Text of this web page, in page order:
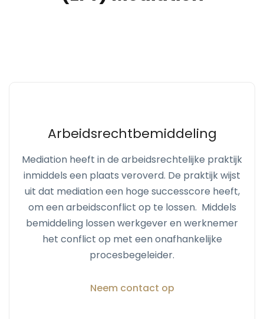
Arbeidsrechtbemiddeling
Mediation heeft in de arbeidsrechtelijke praktijk
inmiddels een plaats veroverd. De praktijk wijst
uit dat mediation een hoge successcore heeft,
om een arbeidsconflict op te lossen. Middels
bemiddeling lossen werkgever en werknemer
het conflict op met een onafhankelijke
procesbegeleider.
Neem contact op